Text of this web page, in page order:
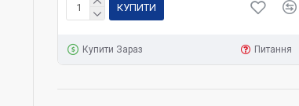
КУПИТИ
Купити Зараз Питання